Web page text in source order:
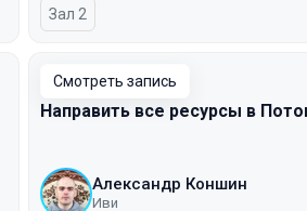
Зал 2
Смотреть запись
Направить все ресурсы в
Александр Коншин
Иви